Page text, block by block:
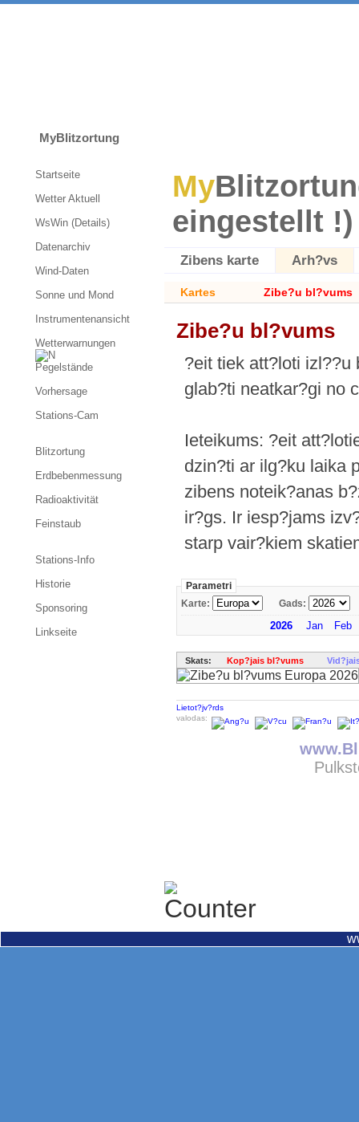
MyBlitzortung
My
eingestellt !)
Zibens karte Arh?vs
Kartes Zibe?u bl?vums
Zibe?u bl?vums
?eit tiek att?loti izl??u
glab?ti neatkar?gi no
Ieteikums: ?eit
dzin?ti ar ilg?ku laika
zibens noteik?anas
ir?gs. Ir iesp?jams
starp vair?kiem
Parametri
Karte:
Gads:
2026 Jan Feb
Skats: Kop?jais bl?vums
Lietot?jv?rds
valodas:
Startseite
Wetter Aktuell
WsWin (Details)
Datenarchiv
Wind-Daten
Sonne und Mond
Instrumentenansicht
Wetterwarnungen
Pegelstände
Vorhersage
Stations-Cam
Blitzortung
Erdbebenmessung
Radioaktivität
Feinstaub
Stations-Info
Historie
Sponsoring
Linkseite